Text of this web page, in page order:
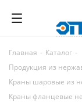
Главная - Каталог -
Продукция из
Краны шаровые из
Краны фланцевые